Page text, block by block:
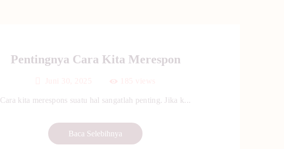
Pentingnya Cara Kita Merespon
Cara kita merespons suatu hal sangatlah penting. Jika k...
Baca Selebihnya